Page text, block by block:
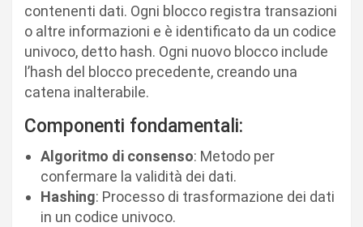
contenenti dati. Ogni blocco registra transazioni
o altre informazioni e è identificato da un codice
univoco, detto hash. Ogni nuovo blocco include
l’hash del blocco precedente, creando una
catena inalterabile.
Componenti fondamentali:
Algoritmo di consenso: Metodo per
confermare la validità dei dati.
Hashing: Processo di trasformazione dei dati
in un codice univoco.